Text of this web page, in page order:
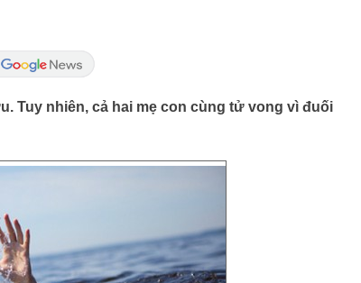
Tuy nhiên, cả hai mẹ con cùng tử vong vì đuối